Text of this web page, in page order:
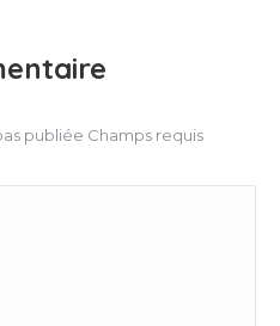
publiée Champs requis